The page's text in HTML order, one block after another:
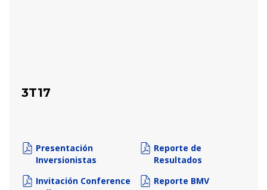
3T17
Presentación
Inversionistas
Invitación Conference
Reporte de
Resultados
Reporte BMV